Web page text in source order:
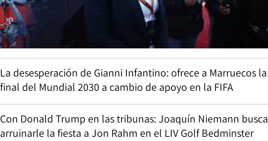
La desesperación de Gianni Infantino: ofrece a Marruecos la
final del Mundial 2030 a cambio de apoyo en la FIFA
Con Donald Trump en las tribunas: Joaquín Niemann busca
arruinarle la fiesta a Jon Rahm en el LIV Golf Bedminster